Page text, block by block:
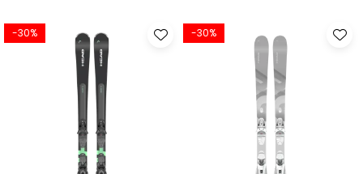
-30% -30%